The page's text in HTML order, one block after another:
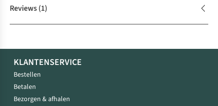
Reviews(1)
KLANTENSERVICE
Bestellen
Betalen
Bezorgen & afhalen